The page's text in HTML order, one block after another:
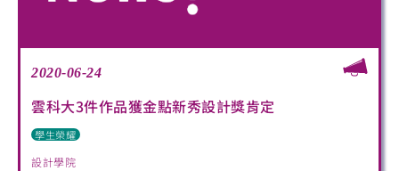
2020-06-24
雲科大3件作品獲金點新秀設計獎肯定
學生榮耀
設計學院